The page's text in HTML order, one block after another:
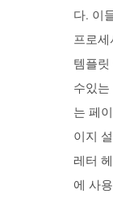
다. 이
프로
템플
수있
는 페
이지
레터
에 사